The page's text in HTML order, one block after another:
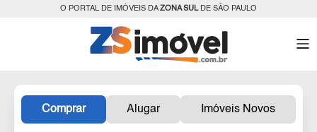
O PORTAL DE IMÓVEIS DAZONA SULDE SÃO PAULO
Comprar Alugar Imóveis Novos